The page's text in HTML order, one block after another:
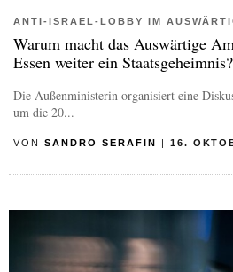
ANTI-ISRAEL-LOBBY IM
Warum macht das Auswärtige
Essen weiter ein Staatsgeheimnis?
Die Außenministerin organisiert eine
um die 20...
VON SANDRO SERAFIN | 16.